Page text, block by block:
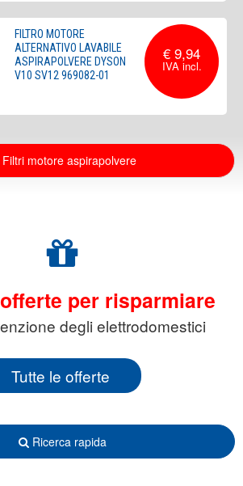
FILTRO MOTORE
ALTERNATIVO LAVABILE
ASPIRAPOLVERE DYSON
V10 SV12 969082-01
€ 9,94
Filtri motore aspirapolvere
per risparmiare
degli elettrodomestici
Tutte le offerte
Ricerca rapida